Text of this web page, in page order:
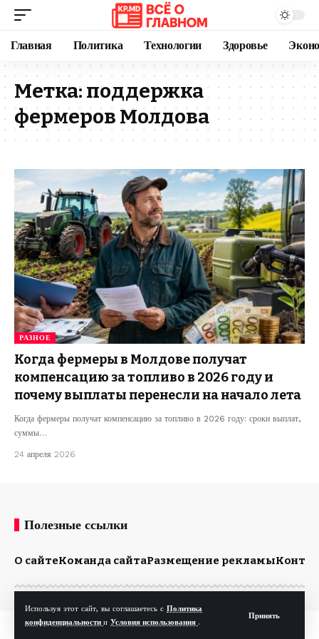
Используя этот сайт, вы соглашаетесь с Политика
конфиденциальности и Условия использования .
Принять
Главная Политика Технологии Здоровье
Метка: поддержка
фермеров Молдова
РАЗНОЕ
Когда фермеры в Молдове получат
компенсацию за топливо в 2026 году и
почему выплаты перенесли на начало лета
Когда фермеры получат компенсацию за топливо в 2026 году: сроки выплат,
суммы…
24 апреля 2026
Полезные ссылки
О сайтеКоманда сайтаРазмещение рекламы
© Kp.md. Все права защищены.